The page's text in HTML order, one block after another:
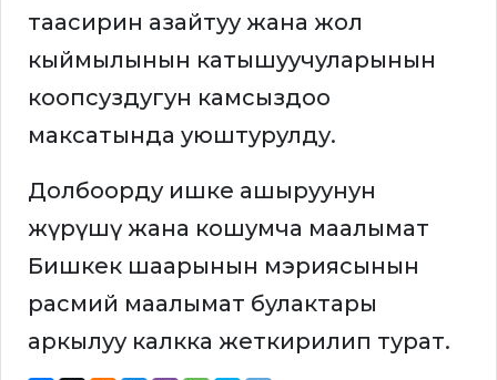
таасирин азайтуу жана жол
кыймылынын катышуучуларынын
коопсуздугун камсыздоо
максатында уюштурулду.
Долбоорду ишке ашыруунун
жүрүшү жана кошумча маалымат
Бишкек шаарынын мэриясынын
расмий маалымат булактары
аркылуу калкка жеткирилип турат.